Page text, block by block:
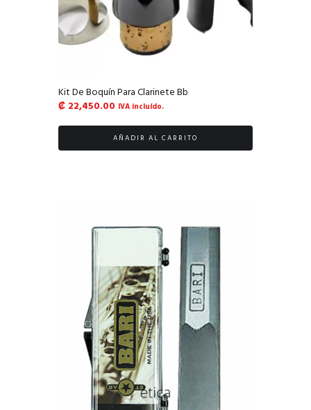
Kit De Boquín Para Clarinete Bb
₡ 22,450.00 IVA incluído.
AÑADIR AL CARRITO